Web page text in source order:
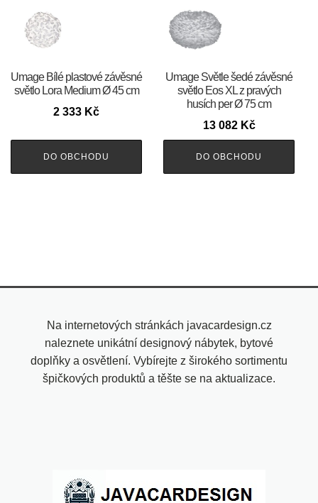
Umage Bílé plastové závěsné
světlo Lora Medium Ø 45 cm
2 333 Kč
DO OBCHODU
Umage Světle šedé závěsné
světlo Eos XL z pravých
husích per Ø 75 cm
13 082 Kč
DO OBCHODU
Na internetových stránkách javacardesign.cz
naleznete unikátní designový nábytek, bytové
doplňky a osvětlení. Vybírejte z širokého sortimentu
špičkových produktů a těšte se na aktualizace.